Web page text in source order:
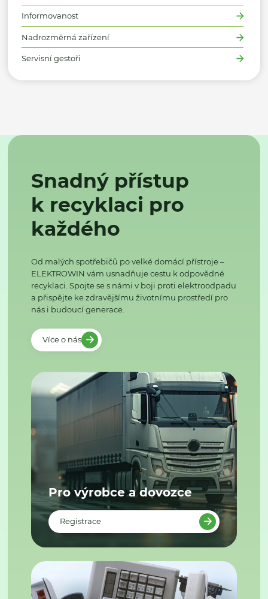
Informovanost
Nadrozměrná zařízení
Servisní gestoři
Snadný přístup
k recyklaci pro
každého
Od malých spotřebičů po velké domácí přístroje –
ELEKTROWIN vám usnadňuje cestu k odpovědné
recyklaci. Spojte se s námi v boji proti elektroodpadu
a přispějte ke zdravějšímu životnímu prostředí pro
nás i budoucí generace.
Více o nás
Pro výrobce a dovozce
Registrace